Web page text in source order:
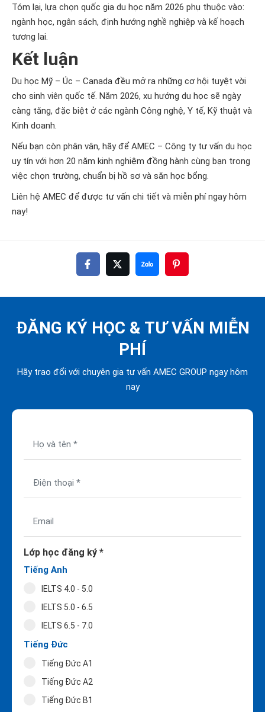
Tóm lại, lựa chọn quốc gia du học năm 2026 phụ thuộc vào:
ngành học, ngân sách, định hướng nghề nghiệp và kế hoạch
tương lai.
Kết luận
Du học Mỹ – Úc – Canada đều mở ra những cơ hội tuyệt vời
cho sinh viên quốc tế. Năm 2026, xu hướng du học sẽ ngày
càng tăng, đặc biệt ở các ngành Công nghệ, Y tế, Kỹ thuật và
Kinh doanh.
Nếu bạn còn phân vân, hãy để AMEC – Công ty tư vấn du học
uy tín với hơn 20 năm kinh nghiệm đồng hành cùng bạn trong
việc chọn trường, chuẩn bị hồ sơ và săn học bổng.
Liên hệ AMEC để được tư vấn chi tiết và miễn phí ngay hôm
nay!
ĐĂNG KÝ HỌC & TƯ VẤN MIỄN
PHÍ
Hãy trao đổi với chuyên gia tư vấn AMEC GROUP ngay hôm
nay
Lớp học đăng ký *
Tiếng Anh
IELTS 4.0 - 5.0
IELTS 5.0 - 6.5
IELTS 6.5 - 7.0
Tiếng Đức
Tiếng Đức A1
Tiếng Đức A2
Tiếng Đức B1